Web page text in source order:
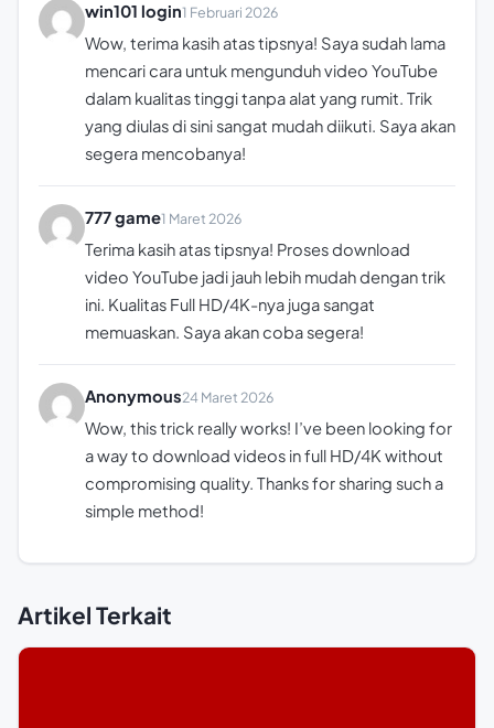
win101 login1 Februari 2026
Wow, terima kasih atas tipsnya! Saya sudah lama
mencari cara untuk mengunduh video YouTube
dalam kualitas tinggi tanpa alat yang rumit. Trik
yang diulas di sini sangat mudah diikuti. Saya akan
segera mencobanya!
777 game1 Maret 2026
Terima kasih atas tipsnya! Proses download
video YouTube jadi jauh lebih mudah dengan trik
ini. Kualitas Full HD/4K-nya juga sangat
memuaskan. Saya akan coba segera!
Anonymous24 Maret 2026
Wow, this trick really works! I’ve been looking for
a way to download videos in full HD/4K without
compromising quality. Thanks for sharing such a
simple method!
Artikel Terkait